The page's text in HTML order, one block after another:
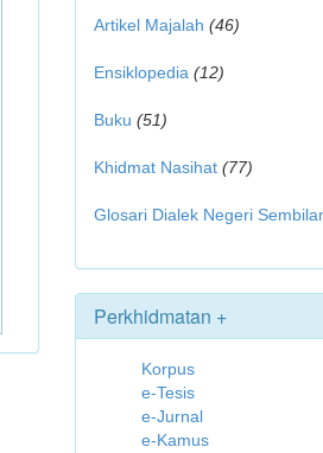
Artikel Majalah (46)
Ensiklopedia (12)
Buku (51)
Khidmat Nasihat (77)
Glosari Dialek Negeri
Perkhidmatan +
Korpus
e-Tesis
e-Jurnal
e-Kamus